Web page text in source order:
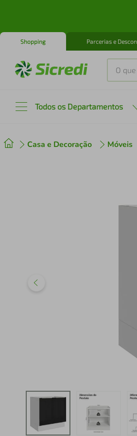
Shopping Parcerias e
O que
Todos os Departamentos
Casa e Decoração Móveis
º